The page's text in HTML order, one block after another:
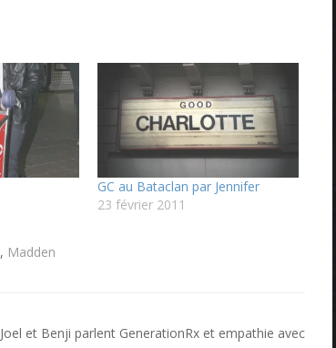
GC au Bataclan par Jennifer
23 février 2011
, Madden
Joel et Benji parlent GenerationRx et empathie avec